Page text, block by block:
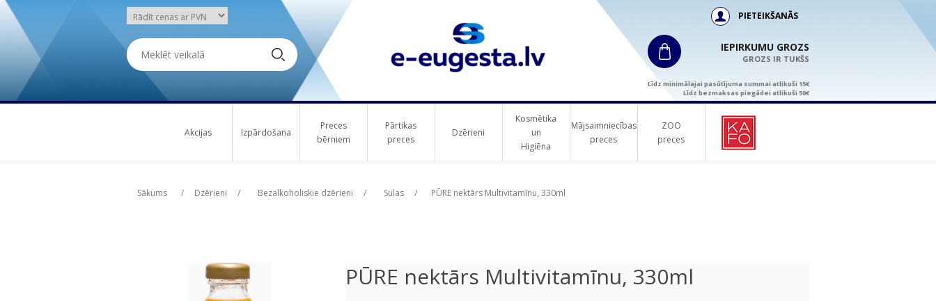
PIETEIKŠANĀS
IEPIRKUMU GROZS
GROZS IR TUKŠS
Līdz minimālajai pasūtījuma summai atlikuši 15€
Līdz bezmaksas piegādei atlikuši 50€
Akcijas Izpārdošana
Preces
bērniem
Pārtikas
preces
Dzērieni
Kosmētika
un
Higiēna
Mājsaimniecības
preces
ZOO
preces
Sākums / Dzērieni / Bezalkoholiskie dzērieni / Sulas / PŪRE nektārs Multivitamīnu, 330ml
PŪRE nektārs Multivitamīnu, 330ml